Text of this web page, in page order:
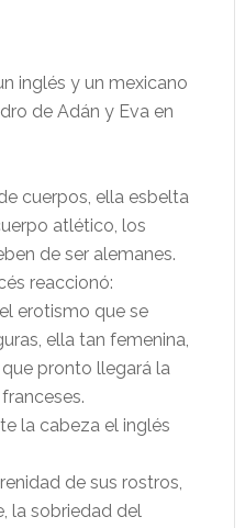
inglés y un mexicano
de Adán y Eva en
cuerpos, ella esbelta
atlético, los
de ser alemanes.
reaccionó:
erotismo que se
ella tan femenina,
pronto llegará la
la cabeza el inglés
de sus rostros,
la sobriedad del